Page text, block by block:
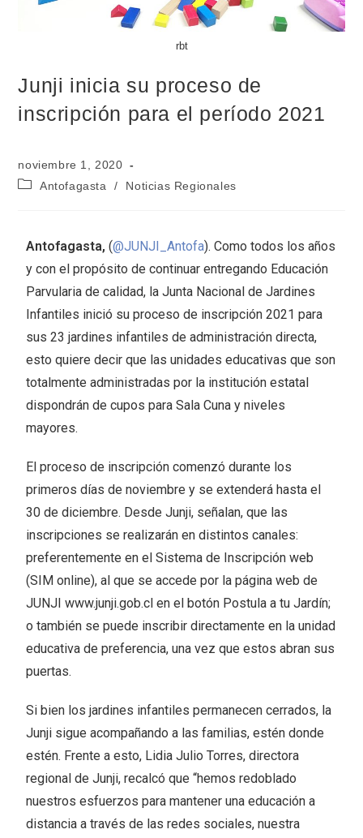
rbt
Junji inicia su proceso de
inscripción para el período 2021
noviembre 1, 2020
Antofagasta
/ Noticias Regionales
Antofagasta, (@JUNJI_Antofa). Como todos los años
y con el propósito de continuar entregando Educación
Parvularia de calidad, la Junta Nacional de Jardines
Infantiles inició su proceso de inscripción 2021 para
sus 23 jardines infantiles de administración directa,
esto quiere decir que las unidades educativas que son
totalmente administradas por la institución estatal
dispondrán de cupos para Sala Cuna y niveles
mayores.
El proceso de inscripción comenzó durante los
primeros días de noviembre y se extenderá hasta el
30 de diciembre. Desde Junji, señalan, que las
inscripciones se realizarán en distintos canales:
preferentemente en el Sistema de Inscripción web
(SIM online), al que se accede por la página web de
JUNJI www.junji.gob.cl en el botón Postula a tu Jardín;
o también se puede inscribir directamente en la unidad
educativa de preferencia, una vez que estos abran sus
puertas.
Si bien los jardines infantiles permanecen cerrados, la
Junji sigue acompañando a las familias, estén donde
estén. Frente a esto, Lidia Julio Torres, directora
regional de Junji, recalcó que “hemos redoblado
nuestros esfuerzos para mantener una educación a
distancia a través de las redes sociales, nuestra